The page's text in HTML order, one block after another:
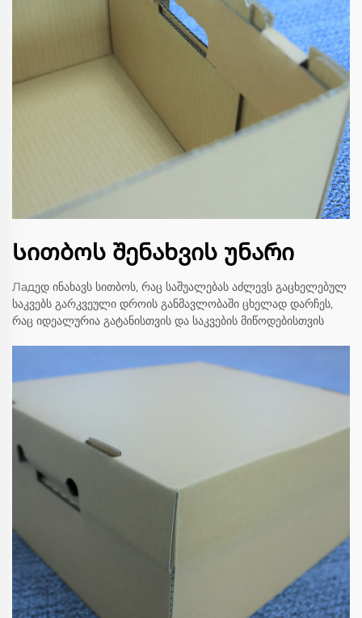
Სითბოს შენახვის უნარი
Ладედ ინახავს სითბოს, რაც საშუალებას აძლევს გაცხელებულ
საკვებს გარკვეული დროის განმავლობაში ცხელად დარჩეს,
რაც იდეალურია გატანისთვის და საკვების მიწოდებისთვის